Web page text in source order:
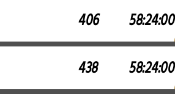
406 58:24:00
438 58:24:00